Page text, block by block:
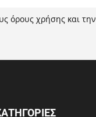
όρους χρήσης και την